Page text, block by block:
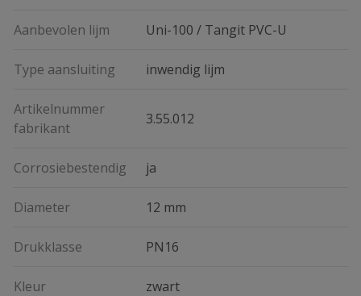
Aanbevolen lijm Uni-100 / Tangit PVC-U
Type aansluiting inwendig lijm
Artikelnummer
fabrikant
3.55.012
Corrosiebestendig ja
Diameter 12 mm
Drukklasse PN16
Kleur zwart